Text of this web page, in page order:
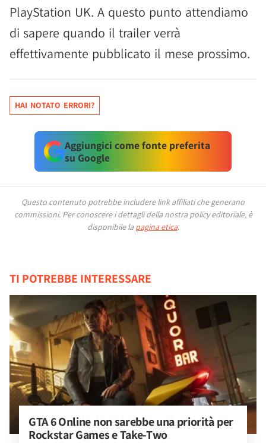
PlayStation UK. A questo punto attendiamo
di sapere quando il trailer verrà
effettivamente pubblicato il mese prossimo.
HAI NOTATO ERRORI?
Aggiungici come fonte preferita
su Google
Questo contenuto potrebbe includere link affiliati che generano
commissioni. Per conoscere i dettagli della nostra policy editoriale, è
disponibile la pagina etica.
TI POTREBBE INTERESSARE
GTA 6 Online non sarebbe una priorità per
Rockstar Games e Take-Two